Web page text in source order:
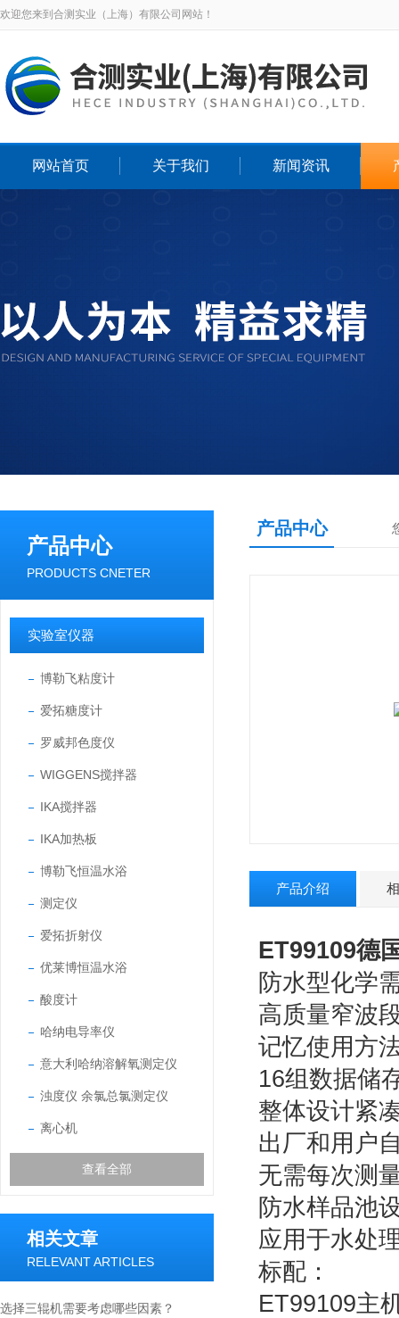
欢迎您来到合测实业（上海）有限公司网站！
网站首页 关于我们 新闻资讯
产品中心
PRODUCTS CNETER
实验室仪器
博勒飞粘度计
爱拓糖度计
罗威邦色度仪
WIGGENS搅拌器
IKA搅拌器
IKA加热板
博勒飞恒温水浴
测定仪
爱拓折射仪
优莱博恒温水浴
酸度计
哈纳电导率仪
意大利哈纳溶解氧测定仪
浊度仪 余氯总氯测定仪
离心机
查看全部
相关文章
RELEVANT ARTICLES
选择三辊机需要考虑哪些因素？
产品中心
产品介绍
ET99109德
防水型化学
高质量窄波
记忆使用方
16组数据储
整体设计紧
出厂和用户
无需每次测
防水样品池
应用于水处
标配：
ET99109主